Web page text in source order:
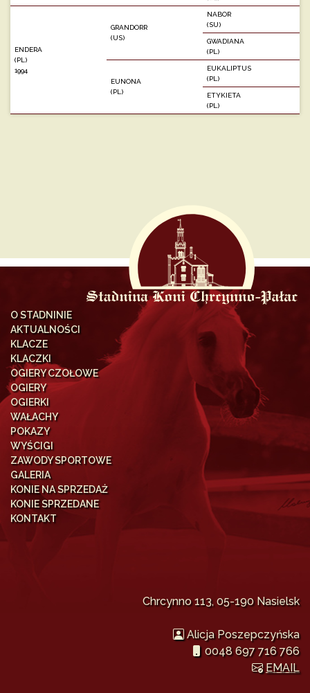
ENDERA
(PL)
1994
GRANDORR
(US)
NABOR
(SU)
GWADIANA
(PL)
EUNONA
(PL)
EUKALIPTUS
(PL)
ETYKIETA
(PL)
O STADNINIE
AKTUALNOŚCI
KLACZE
KLACZKI
OGIERY CZOŁOWE
OGIERY
OGIERKI
WAŁACHY
POKAZY
WYŚCIGI
ZAWODY SPORTOWE
GALERIA
KONIE NA SPRZEDAŻ
KONIE SPRZEDANE
KONTAKT
Chrcynno 113, 05-190 Nasielsk
Alicja Poszepczyńska
0048 697 716 766
EMAIL